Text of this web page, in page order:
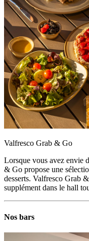
Valfresco Grab & Go
Lorsque vous avez envie
& Go propose une
desserts. Valfresco Grab
supplément dans le hall
Nos bars